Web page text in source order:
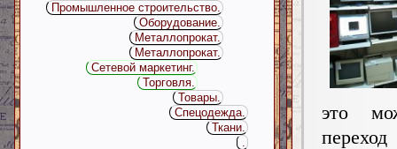
это
Промышленное строительство.
Оборудование.
Металлопрокат.
Металлопрокат.
Сетевой маркетинг.
Торговля.
Товары.
Спецодежда.
Ткани.
.